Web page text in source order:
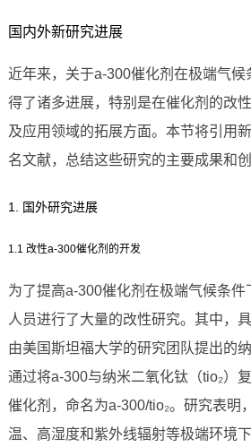
国内外新研究进展
近年来，关于a-300催化剂在极端气候
得了诸多进展，特别是在催化剂的改
及应用领域的拓展方面。本节将引用
名文献，总结这些研究的主要成果和创
1. 国外研究进展
1.1 改性a-300催化剂的开发
为了提高a-300催化剂在极端气候条
人员进行了大量的改性研究。其中，
由美国斯坦福大学的研究团队提出的
通过将a-300与纳米二氧化钛（tio₂）
催化剂，命名为a-300/tio₂。研究表明
温、高湿度和紫外线辐射等极端环境